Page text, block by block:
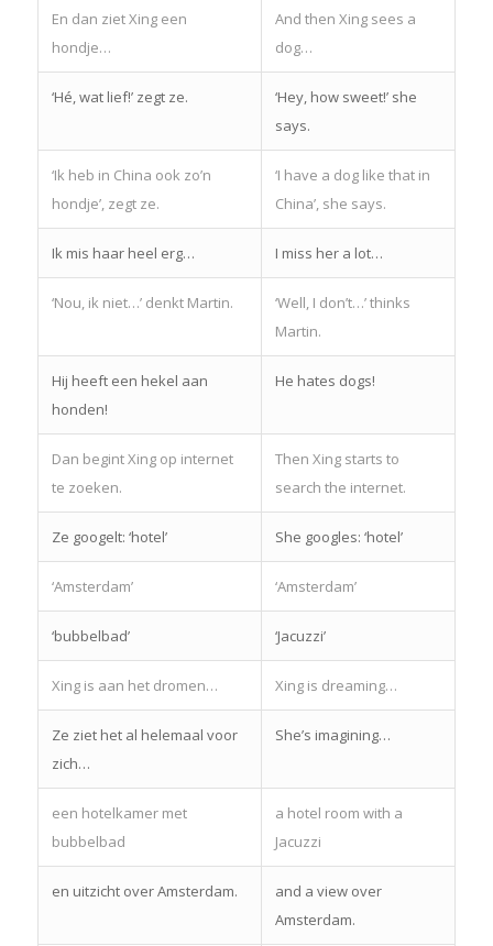
En dan ziet Xing een
hondje…
And then Xing sees a
dog…
‘Hé, wat lief!’ zegt ze.
‘Hey, how sweet!’ she
says.
‘Ik heb in China ook zo’n
hondje’, zegt ze.
‘I have a dog like that in
China’, she says.
Ik mis haar heel erg… I miss her a lot…
‘Nou, ik niet…’ denkt Martin.
‘Well, I don’t…’ thinks
Martin.
Hij heeft een hekel aan
honden!
He hates dogs!
Dan begint Xing op internet
te zoeken.
Then Xing starts to
search the internet.
Ze googelt: ‘hotel’ She googles: ‘hotel’
‘Amsterdam’ ‘Amsterdam’
‘bubbelbad’ ‘Jacuzzi’
Xing is aan het dromen… Xing is dreaming…
Ze ziet het al helemaal voor
zich…
She’s imagining…
een hotelkamer met
bubbelbad
a hotel room with a
Jacuzzi
en uitzicht over Amsterdam.
and a view over
Amsterdam.